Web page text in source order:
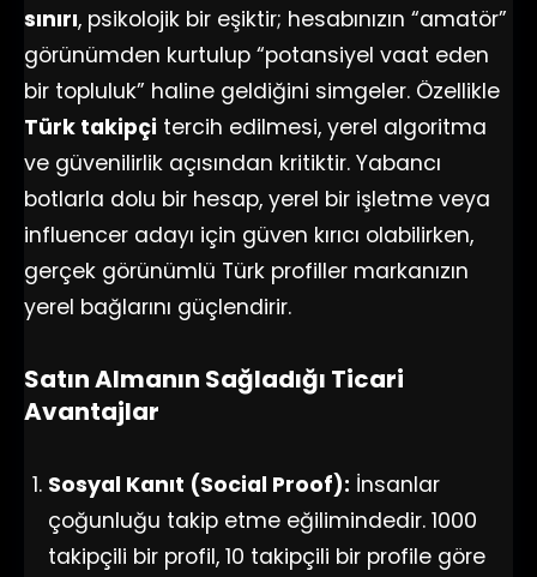
sınırı, psikolojik bir eşiktir; hesabınızın “amatör”
görünümden kurtulup “potansiyel vaat eden
bir topluluk” haline geldiğini simgeler. Özellikle
Türk takipçi tercih edilmesi, yerel algoritma
ve güvenilirlik açısından kritiktir. Yabancı
botlarla dolu bir hesap, yerel bir işletme veya
influencer adayı için güven kırıcı olabilirken,
gerçek görünümlü Türk profiller markanızın
yerel bağlarını güçlendirir.
Satın Almanın Sağladığı Ticari
Avantajlar
Sosyal Kanıt (Social Proof): İnsanlar
çoğunluğu takip etme eğilimindedir. 1000
takipçili bir profil, 10 takipçili bir profile göre